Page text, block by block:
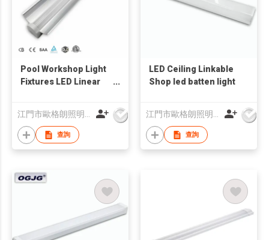
Pool Workshop Light
Fixtures LED Linear
江門市歐格朗照明電器有限公司
查詢
LED Ceiling Linkable
Shop led batten light
江門市歐格朗照明電器有限公司
查詢